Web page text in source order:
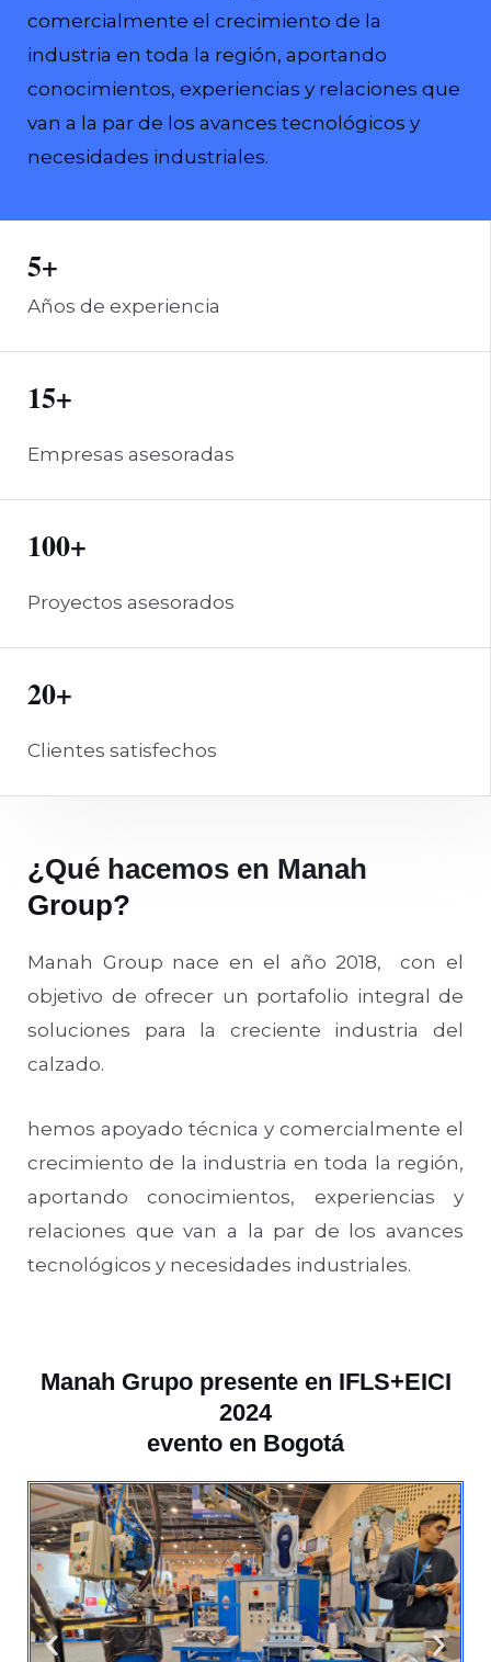
comercialmente el crecimiento de la
industria en toda la región, aportando
conocimientos, experiencias y relaciones que
van a la par de los avances tecnológicos y
necesidades industriales.
5+
Años de experiencia
15+
Empresas asesoradas
100+
Proyectos asesorados
20+
Clientes satisfechos
¿Qué hacemos en Manah
Group?
Manah Group nace en el año 2018, con el
objetivo de ofrecer un portafolio integral de
soluciones para la creciente industria del
calzado.
hemos apoyado técnica y comercialmente el
crecimiento de la industria en toda la región,
aportando conocimientos, experiencias y
relaciones que van a la par de los avances
tecnológicos y necesidades industriales.
Manah Grupo presente en IFLS+EICI
2024
evento en Bogotá